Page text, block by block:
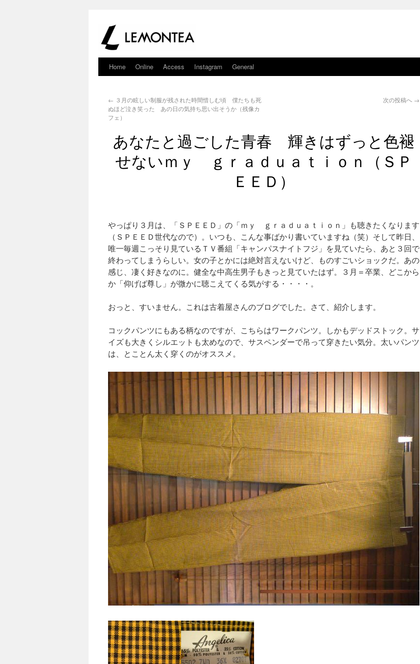
Home Online Access Instagram General
← ３月の眩しい制服が残された時間惜しむ頃 僕たちも死
ぬほど泣き笑った あの日の気持ち思い出そうか（残像カ
フェ）
次の投稿へ →
あなたと過ごした青春 輝きはずっと色褪
せないｍｙ ｇｒａｄｕａｔｉｏｎ（ＳＰ
ＥＥＤ）
やっぱり３月は、「ＳＰＥＥＤ」の「ｍｙ ｇｒａｄｕａｔｉｏｎ」も聴きたくなります
（ＳＰＥＥＤ世代なので）。いつも、こんな事ばかり書いていますね（笑）そして昨日、
唯一毎週こっそり見ているＴＶ番組「キャンパスナイトフジ」を見ていたら、あと３回で
終わってしまうらしい。女の子とかには絶対言えないけど、ものすごいショックだ。あの
感じ、凄く好きなのに。健全な中高生男子もきっと見ていたはず。３月＝卒業、どこから
か「仰げば尊し」が微かに聴こえてくる気がする・・・・。
おっと、すいません。これは古着屋さんのブログでした。さて、紹介します。
コックパンツにもある柄なのですが、こちらはワークパンツ。しかもデッドストック。サ
イズも大きくシルエットも太めなので、サスペンダーで吊って穿きたい気分。太いパンツ
は、とことん太く穿くのがオススメ。